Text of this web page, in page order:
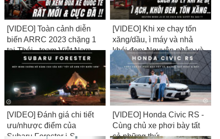
[VIDEO] Toàn cảnh diễn
biến ARRC 2023 chặng 1
tại Thái - team Việt Nam
bất ngờ lọt Top
[VIDEO] Khi xe chạy tốn
xăng/dầu, ì máy và nhả
khói đen: Nguyên nhân và
cách giải quyết là gì?
[VIDEO] Đánh giá chi tiết
ưu/nhược điểm của
Subaru Forester i-S
[VIDEO] Honda Civic RS -
Cùng chủ xe phơi bày tất
cả những thứ